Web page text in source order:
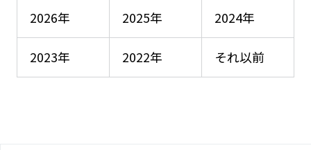
2026年 2025年 2024年
2023年 2022年 それ以前